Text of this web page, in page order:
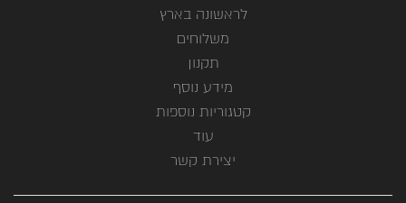
לראשונה בארץ
משלוחים
תקנון
מידע נוסף
קטגוריות נוספות
עוד
יצירת קשר